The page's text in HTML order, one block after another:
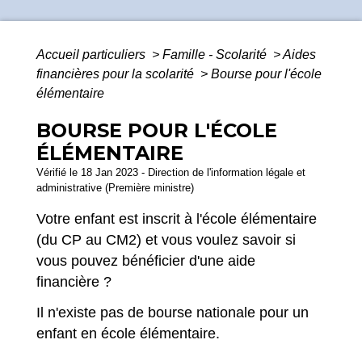
Accueil particuliers > Famille - Scolarité >Aides
financières pour la scolarité > Bourse pour l'école
élémentaire
BOURSE POUR L'ÉCOLE
ÉLÉMENTAIRE
Vérifié le 18 Jan 2023 - Direction de l'information légale et
administrative (Première ministre)
Votre enfant est inscrit à l'école élémentaire
(du CP au CM2) et vous voulez savoir si
vous pouvez bénéficier d'une aide
financière ?
Il n'existe pas de bourse nationale pour un
enfant en école élémentaire.